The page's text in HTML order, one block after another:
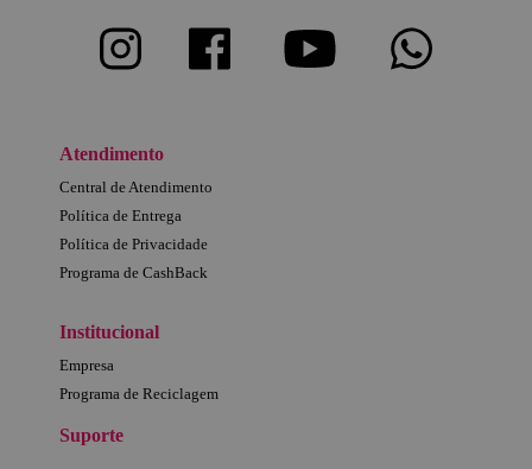
Atendimento
Central de Atendimento
Política de Entrega
Política de Privacidade
Programa de CashBack
Institucional
Empresa
Programa de Reciclagem
Suporte